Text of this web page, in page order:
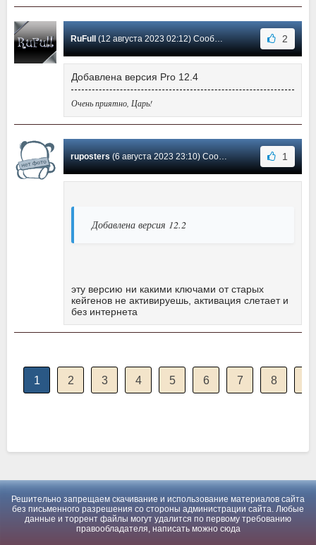
RuFull (12 августа 2023 02:12) Сообщение #123 2
Добавлена версия Pro 12.4
Очень приятно, Царь!
ruposters(6 августа 2023 23:10) Сообщение #122 1
Добавлена версия 12.2
эту версию ни какими ключами от старых
кейгенов не активируешь, активация слетает и
без интернета
1 2 3 4 5 6 7 8
Решительно запрещаем скачивание и использование материалов сайта
без письменного разрешения со стороны администрации сайта. Любые
данные и торрент файлы могут удалится по первому требованию
правообладателя, написать можно сюда